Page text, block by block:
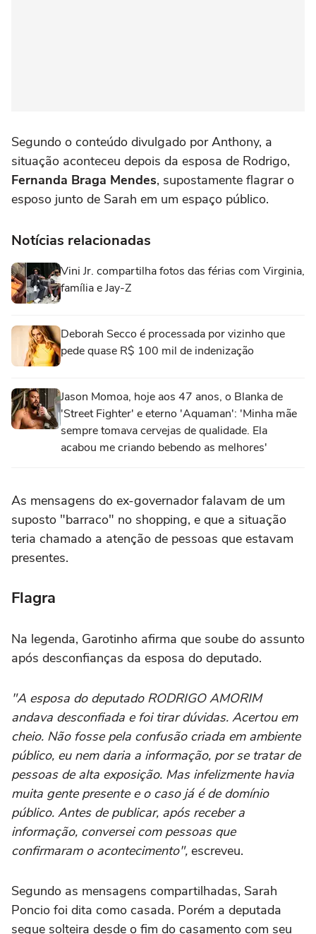
Segundo o conteúdo divulgado por Anthony, a
situação aconteceu depois da esposa de Rodrigo,
Fernanda Braga Mendes, supostamente flagrar o
esposo junto de Sarah em um espaço público.
Notícias relacionadas
Vini Jr. compartilha fotos das férias com Virginia,
família e Jay-Z
Deborah Secco é processada por vizinho que
pede quase R$ 100 mil de indenização
Jason Momoa, hoje aos 47 anos, o Blanka de
'Street Fighter' e eterno 'Aquaman': 'Minha mãe
sempre tomava cervejas de qualidade. Ela
acabou me criando bebendo as melhores'
As mensagens do ex-governador falavam de um
suposto "barraco" no shopping, e que a situação
teria chamado a atenção de pessoas que estavam
presentes.
Flagra
Na legenda, Garotinho afirma que soube do assunto
após desconfianças da esposa do deputado.
"A esposa do deputado RODRIGO AMORIM
andava desconfiada e foi tirar dúvidas. Acertou em
cheio. Não fosse pela confusão criada em ambiente
público, eu nem daria a informação, por se tratar de
pessoas de alta exposição. Mas infelizmente havia
muita gente presente e o caso já é de domínio
público. Antes de publicar, após receber a
informação, conversei com pessoas que
confirmaram o acontecimento", escreveu.
Segundo as mensagens compartilhadas, Sarah
Poncio foi dita como casada. Porém a deputada
segue solteira desde o fim do casamento com seu